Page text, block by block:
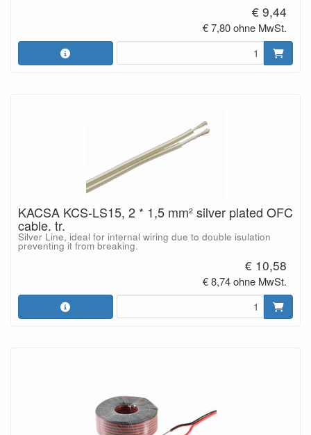
€ 9,44
€ 7,80 ohne MwSt.
KACSA KCS-LS15, 2 * 1,5 mm² silver plated OFC
cable. tr.
Silver Line, ideal for internal wiring due to double isulation
preventing it from breaking.
€ 10,58
€ 8,74 ohne MwSt.